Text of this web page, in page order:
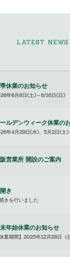
LATEST NEWS
休業のお知らせ
年8月8日(土)～8/16日(日)
ルデンウィーク休業の
年4月29日(水)、5月2日(土)
営業所 開設のご案内
き
きを行いました
年始休業のお知らせ
休業期間】2025年12月28日（